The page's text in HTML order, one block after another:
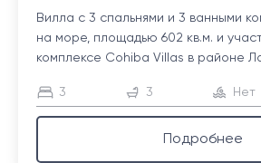
Вилла с 3 спальнями и 3 ванными
на море, площадью 602 кв.м. и
комплексе Cohiba Villas в районе
3 3 Нет
Подробнее